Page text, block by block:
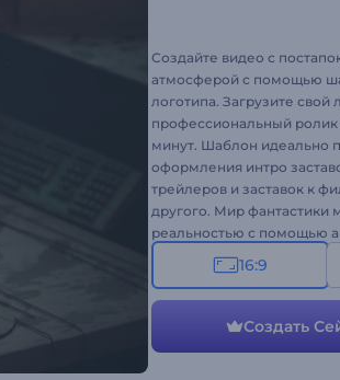
Создайте видео с
атмосферой с помощью
логотипа. Загрузите свой
профессиональный ролик
минут. Шаблон идеально
оформления интро
трейлеров и заставок к
другого. Мир фантастики
реальностью с помощью
"Постапокалипсис"!
16:9
Создать